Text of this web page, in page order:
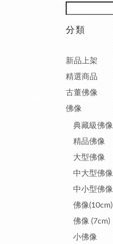
分類
新品上架
精選商品
古董佛像
佛像
典藏級佛像
精品佛像
大型佛像
中大型佛像
中小型佛像
佛像(10cm)
佛像 (7cm)
小佛像